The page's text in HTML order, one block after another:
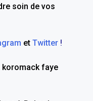
soin de vos
et Twitter !
koromack faye